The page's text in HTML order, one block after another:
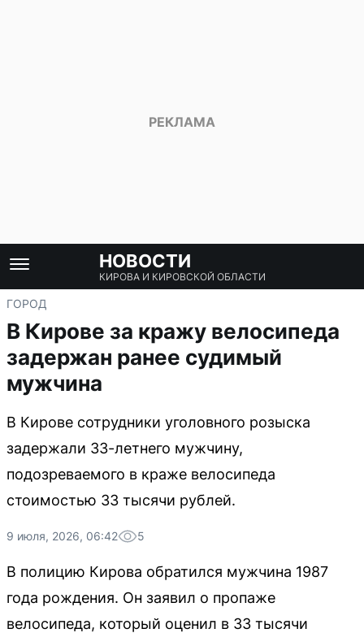
НОВОСТИ
КИРОВА И КИРОВСКОЙ ОБЛАСТИ
ГОРОД
В Кирове за кражу велосипеда
задержан ранее судимый
мужчина
В Кирове сотрудники уголовного розыска
задержали 33-летнего мужчину,
подозреваемого в краже велосипеда
стоимостью 33 тысячи рублей.
9 июля, 2026, 06:42 5
В полицию Кирова обратился мужчина 1987
года рождения. Он заявил о пропаже
велосипеда, который оценил в 33 тысячи